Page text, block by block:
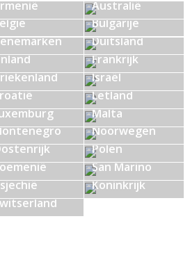
Australië
Bulgarije
Duitsland
Frankrijk
Israël
Letland
Malta
Noorwegen
Polen
San Marino
Verenigd
Koninkrijk